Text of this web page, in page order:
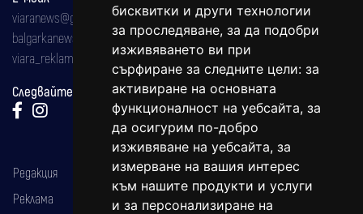
бисквитки и други технологии
за проследяване, за да подобри
изживяването ви при
сърфиране за следните цели: за
активиране на основната
функционалност на уебсайта, за
да осигурим по-добро
изживяване на уебсайта, за
измерване на вашия интерес
към нашите продукти и услуги
и за персонализиране на
viaranews@gmail.com
balgarkanews@gmail.com
viara_reklama@mail.bg
Следвайте ни:
Редакция
Реклама